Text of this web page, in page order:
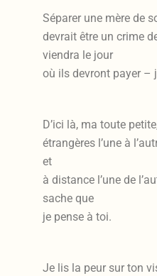
Séparer une mère de
devrait être un crime
viendra le jour
où ils devront payer –
D’ici là, ma toute
étrangères l’une à
et
à distance l’une de
sache que
je pense à toi.
Je lis la peur sur ton